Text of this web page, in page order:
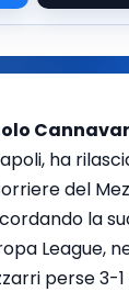
ha
del
la
League,
perse